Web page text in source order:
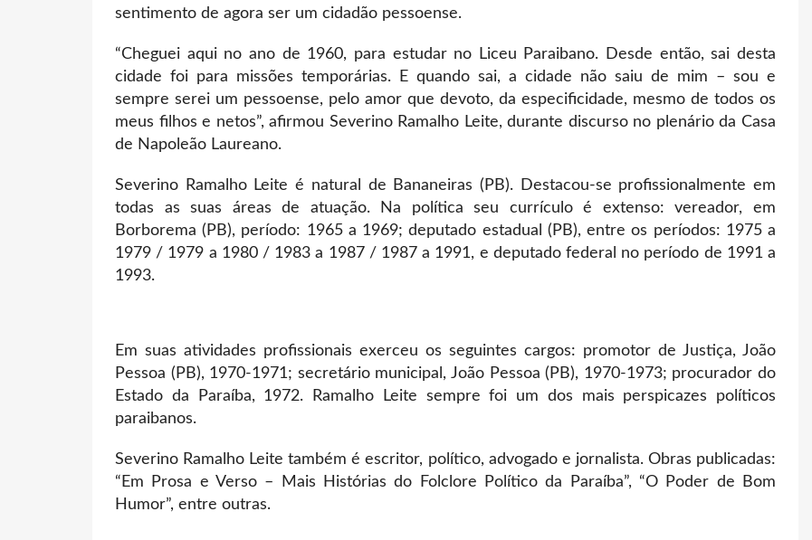
sentimento de agora ser um cidadão pessoense.
“Cheguei aqui no ano de 1960, para estudar no Liceu Paraibano. Desde então, sai desta
cidade foi para missões temporárias. E quando sai, a cidade não saiu de mim – sou e
sempre serei um pessoense, pelo amor que devoto, da especificidade, mesmo de todos os
meus filhos e netos”, afirmou Severino Ramalho Leite, durante discurso no plenário da Casa
de Napoleão Laureano.
Severino Ramalho Leite é natural de Bananeiras (PB). Destacou-se profissionalmente em
todas as suas áreas de atuação. Na política seu currículo é extenso: vereador, em
Borborema (PB), período: 1965 a 1969; deputado estadual (PB), entre os períodos: 1975 a
1979 / 1979 a 1980 / 1983 a 1987 / 1987 a 1991, e deputado federal no período de 1991 a
1993.
Em suas atividades profissionais exerceu os seguintes cargos: promotor de Justiça, João
Pessoa (PB), 1970-1971; secretário municipal, João Pessoa (PB), 1970-1973; procurador do
Estado da Paraíba, 1972. Ramalho Leite sempre foi um dos mais perspicazes políticos
paraibanos.
Severino Ramalho Leite também é escritor, político, advogado e jornalista. Obras publicadas:
“Em Prosa e Verso – Mais Histórias do Folclore Político da Paraíba”, “O Poder de Bom
Humor”, entre outras.